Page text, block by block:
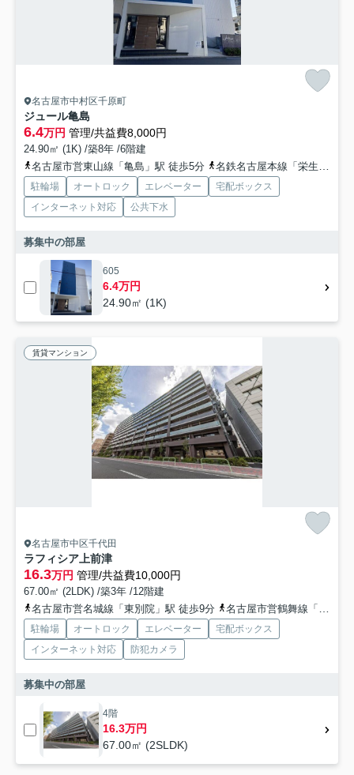
名古屋市中村区千原町
ジュール亀島
6.4万円 管理/共益費8,000円
24.90㎡ (1K) /築8年 /6階建
名古屋市営東山線「亀島」駅 徒歩5分
名鉄名古屋本線「栄生」駅 徒歩7分
駐輪場 オートロック エレベーター
宅配ボックス
インターネット対応
公共下水
募集中の部屋
605
6.4万円
24.90㎡ (1K)
賃貸マンション
名古屋市中区千代田
ラフィシア上前津
16.3万円 管理/共益費10,000円
67.00㎡ (2LDK) /築3年 /12階建
名古屋市営名城線「東別院」駅 徒歩9分
名古屋市営鶴舞線「上前津」駅 徒歩11分
駐輪場 オートロック エレベーター
宅配ボックス
インターネット対応
防犯カメラ
募集中の部屋
4階
16.3万円
67.00㎡ (2SLDK)